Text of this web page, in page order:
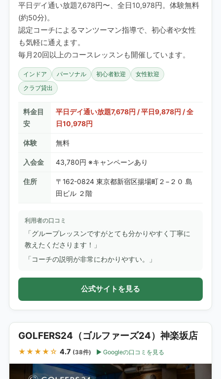
平日デイ通い放題7,678円〜、全日10,978円。体験無料
(約50分)。
認定コーチによるマンツーマン指導で、初心者や女性
も気軽に通えます。
毎月20回以上のコースレッスンも開催しています。
インドア パーソナル 初心者歓迎
女性歓迎
クラブ貸出
料金目
安
平日デイ通い放題7,678円 / 平日9,878円 / 全
日10,978円
体験 無料
入会金 43,780円 ※キャンペーンあり
住所
〒162-0824 東京都新宿区揚場町２−２０ 島
田ビル ２階
利用者の口コミ
「グループレッスンですがとても分かりやすく丁寧に
教えたくださります！」
「コーチの説明が非常にわかりやすい。」
公式サイトを見る
GOLFERS24（ゴルファーズ24）神楽坂店
★★★★☆ 4.7 (38件) Googleの口コミを見る